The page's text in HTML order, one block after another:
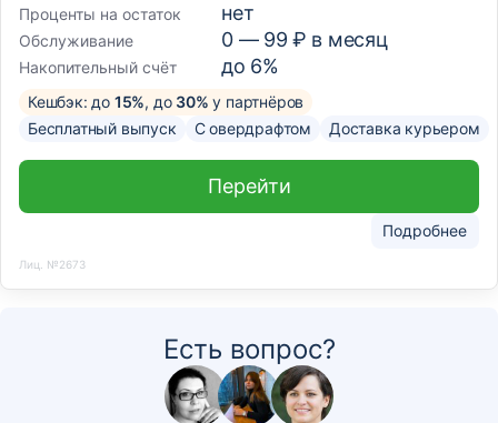
Проценты на остаток
нет
Обслуживание 0 — 99₽ в месяц
Накопительный счёт до 6%
Кешбэк: до 15%, до 30% у партнёров
Бесплатный выпуск
С овердрафтом Доставка курьером
Подробнее
Перейти
Лиц. №2673
Есть вопрос?